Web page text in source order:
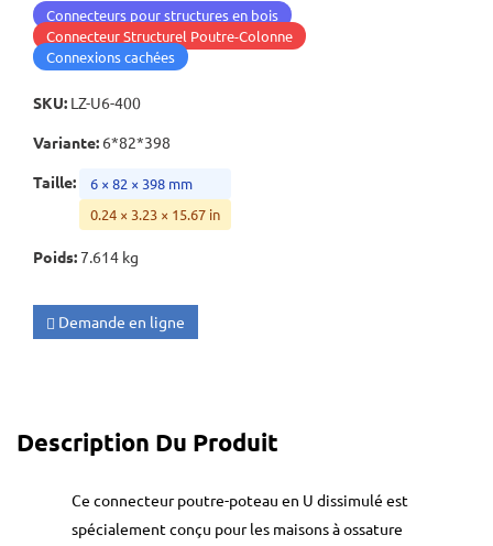
Connecteurs pour structures en bois
Connecteur Structurel Poutre-Colonne
Connexions cachées
SKU: LZ-U6-400
Variante: 6*82*398
Taille:
6 × 82 × 398 mm
0.24 × 3.23 × 15.67 in
Poids:7.614 kg
Demande en ligne
Description Du Produit
Ce connecteur poutre-poteau en U dissimulé est
spécialement conçu pour les maisons à ossature